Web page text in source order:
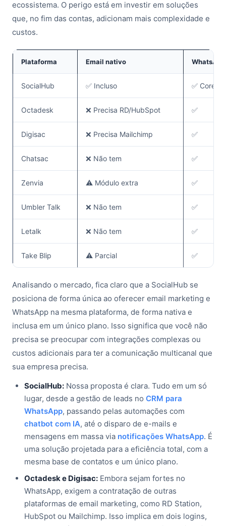
ecossistema. O perigo está em investir em soluções
que, no fim das contas, adicionam mais complexidade e
custos.
Plataforma Email nativo WhatsApp
SocialHub ✅ Incluso ✅ Core
Octadesk ❌ Precisa RD/HubSpot ✅
Digisac ❌ Precisa Mailchimp ✅
Chatsac ❌ Não tem ✅
Zenvia ⚠️ Módulo extra ✅
Umbler Talk ❌ Não tem ✅
Letalk ❌ Não tem ✅
Take Blip ⚠️ Parcial ✅
Analisando o mercado, fica claro que a SocialHub se
posiciona de forma única ao oferecer email marketing e
WhatsApp na mesma plataforma, de forma nativa e
inclusa em um único plano. Isso significa que você não
precisa se preocupar com integrações complexas ou
custos adicionais para ter a comunicação multicanal que
sua empresa precisa.
SocialHub: Nossa proposta é clara. Tudo em um só
lugar, desde a gestão de leads no CRM para
WhatsApp, passando pelas automações com
chatbot com IA, até o disparo de e-mails e
mensagens em massa via notificações WhatsApp. É
uma solução projetada para a eficiência total, com a
mesma base de contatos e um único plano.
Octadesk e Digisac: Embora sejam fortes no
WhatsApp, exigem a contratação de outras
plataformas de email marketing, como RD Station,
HubSpot ou Mailchimp. Isso implica em dois logins,